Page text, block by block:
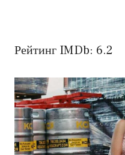
Рейтинг IMDb: 6.2